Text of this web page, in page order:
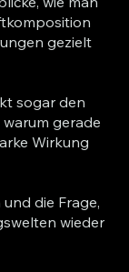
gezielt
sogar den
gerade
Wirkung
die Frage,
wieder